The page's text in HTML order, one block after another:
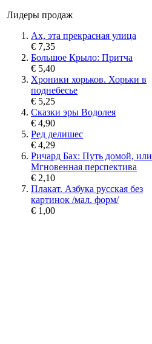
Лидеры продаж
Ах, эта прекрасная улица
€ 7,35
Большое Крыло: Притча
€ 5,40
Хроники хорьков. Хорьки в
поднебесье
€ 5,25
Сказки эры Водолея
€ 4,90
Ред делишес
€ 4,29
Ричард Бах: Путь домой, или
Мгновенная перспектива
€ 2,10
Плакат. Азбука русская без
картинок /мал. форм/
€ 1,00